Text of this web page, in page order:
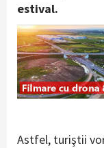
estival.
Astfel, turiştii